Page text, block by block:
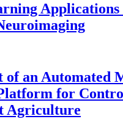
Applications
of an Automated
for
Agriculture